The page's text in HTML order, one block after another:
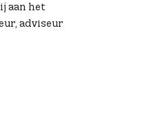
aan het
adviseur